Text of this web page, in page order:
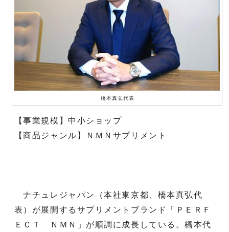
橋本真弘代表
【事業規模】中小ショップ
【商品ジャンル】ＮＭＮサプリメント
ナチュレジャパン（本社東京都、橋本真弘代
表）が展開するサプリメントブランド「ＰＥＲＦ
ＥＣＴ ＮＭＮ」が順調に成長している。橋本代